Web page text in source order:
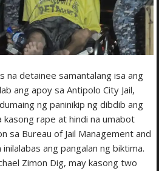
na detainee samantalang isa ang
ang apoy sa Antipolo City Jail,
ng paninikip ng dibdib ang
kasong rape at hindi na umabot
sa Bureau of Jail Management and
ang pangalan ng biktima.
Zimon Dig, may kasong two